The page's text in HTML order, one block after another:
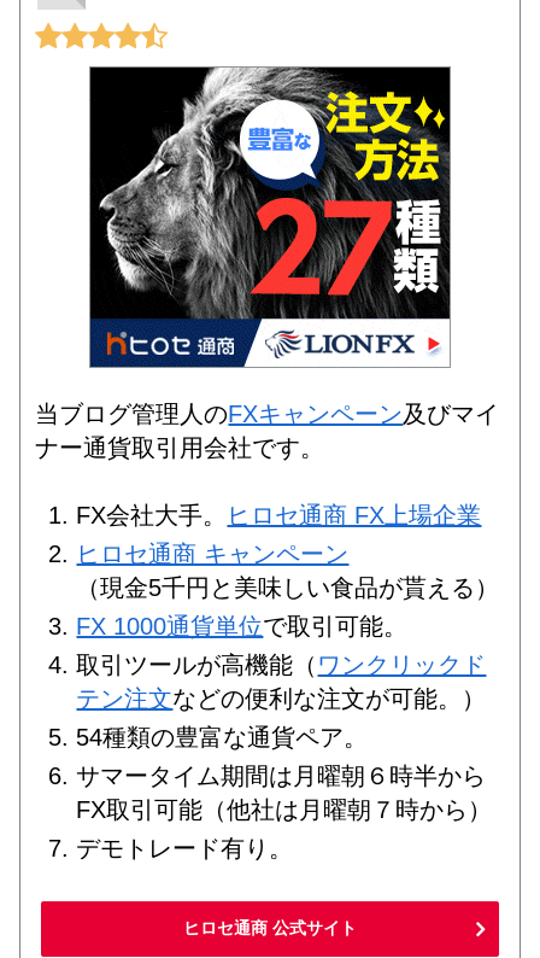
当ブログ管理人のFXキャンペーン及びマイ
ナー通貨取引用会社です。
FX会社大手。
ヒロセ通商 FX上場企業
ヒロセ通商 キャンペーン
（現金5千円と美味しい食品が貰える）
FX 1000通貨単位で取引可能。
取引ツールが高機能（ ワンクリックド
テン注文などの便利な注文が可能。）
54種類の豊富な通貨ペア。
サマータイム期間は月曜朝６時半から
FX取引可能（他社は月曜朝７時から）
デモトレード有り。
ヒロセ通商 公式サイト